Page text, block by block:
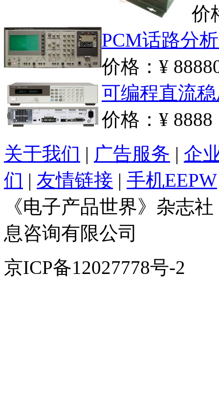
价
PCM话路分
价格：¥
可编程直流
价格：¥ 8888
关于我们 | 广告服务 | 企
们 | 友情链接 | 手机EEPW
《电子产品世界》杂志
息咨询有限公司
京ICP备12027778号-2